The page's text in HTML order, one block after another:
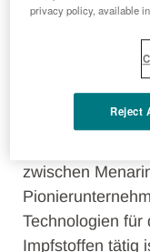
Venture
Die Menarini-
zwischen
Technologien für
Impfstoffen tätig
privacy policy, available
Reject